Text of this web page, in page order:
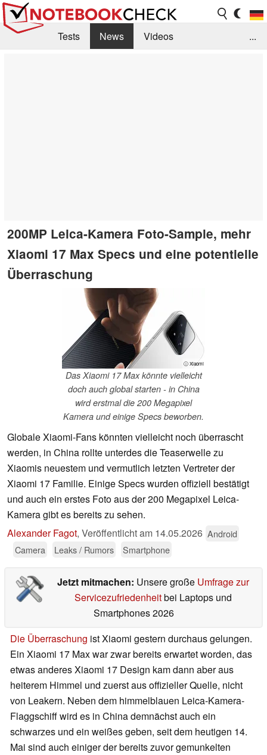
Tests News
Videos
...
200MP Leica-Kamera Foto-Sample, mehr
Xiaomi 17 Max Specs und eine potentielle
Überraschung
ⓘ Xiaomi
Das Xiaomi 17 Max könnte vielleicht
doch auch global starten - in China
wird erstmal die 200 Megapixel
Kamera und einige Specs beworben.
Globale Xiaomi-Fans könnten vielleicht noch überrascht
werden, in China rollte unterdes die Teaserwelle zu
Xiaomis neuestem und vermutlich letzten Vertreter der
Xiaomi 17 Familie. Einige Specs wurden offiziell bestätigt
und auch ein erstes Foto aus der 200 Megapixel Leica-
Kamera gibt es bereits zu sehen.
Alexander Fagot, Veröffentlicht am 14.05.2026 Android
Camera
Leaks / Rumors Smartphone
Jetzt mitmachen: Unsere große Umfrage zur
Servicezufriedenheitbei Laptops und
Smartphones 2026
Die Überraschung ist Xiaomi gestern durchaus gelungen.
Ein Xiaomi 17 Max war zwar bereits erwartet worden, das
etwas anderes Xiaomi 17 Design kam dann aber aus
heiterem Himmel und zuerst aus offizieller Quelle, nicht
von Leakern. Neben dem himmelblauen Leica-Kamera-
Flaggschiff wird es in China demnächst auch ein
schwarzes und ein weißes geben, seit dem heutigen 14.
Mai sind auch einiger der bereits zuvor gemunkelten